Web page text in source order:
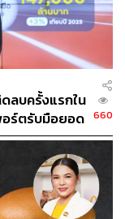
ลบครั้งแรกใน
อร์ตรับมือยอด
หม่เขย่าตลาด
660